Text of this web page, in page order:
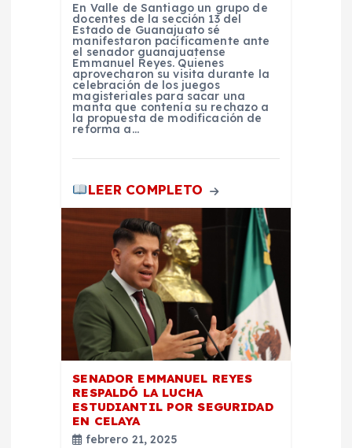
En Valle de Santiago un grupo de
docentes de la sección 13 del
Estado de Guanajuato sé
manifestaron pacíficamente ante
el senador guanajuatense
Emmanuel Reyes. Quienes
aprovecharon su visita durante la
celebración de los juegos
magisteriales para sacar una
manta que contenía su rechazo a
la propuesta de modificación de
reforma a…
LEER COMPLETO
SENADOR EMMANUEL REYES
RESPALDÓ LA LUCHA
ESTUDIANTIL POR SEGURIDAD
EN CELAYA
febrero 21, 2025